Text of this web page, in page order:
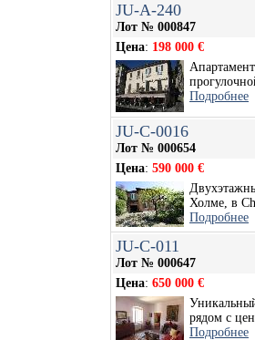
JU-A-240
Лот № 000847
Цена: 198 000 €
Подробнее
JU-C-0016
Лот № 000654
Цена: 590 000 €
Холме, в
Подробнее
JU-C-011
Лот № 000647
Цена: 650 000 €
рядом с
Подробнее